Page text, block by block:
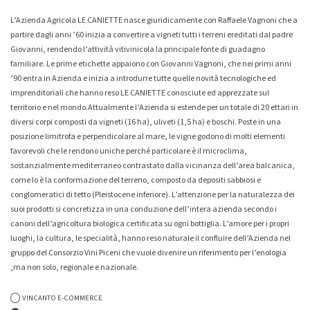
L’Azienda Agricola LE CANIETTE nasce giuridicamente con Raffaele Vagnoni che a
partire dagli anni ’60 inizia a convertire a vigneti tutti i terreni ereditati dal padre
Giovanni, rendendo l’attività vitivinicola la principale fonte di guadagno
familiare. Le prime etichette appaiono con Giovanni Vagnoni, che nei primi anni
’90 entra in Azienda e inizia a introdurre tutte quelle novità tecnologiche ed
imprenditoriali che hanno reso LE CANIETTE conosciute ed apprezzate sul
territorio e nel mondo.Attualmente l’Azienda si estende per un totale di 20 ettari in
diversi corpi composti da vigneti (16 ha), uliveti (1,5 ha) e boschi. Poste in una
posizione limitrofa e perpendicolare al mare, le vigne godono di molti elementi
favorevoli che le rendono uniche perché particolare è il microclima,
sostanzialmente mediterraneo contrastato dalla vicinanza dell’area balcanica,
come lo è la conformazione del terreno, composto da depositi sabbiosi e
conglomeratici di tetto (Pleistocene inferiore). L’attenzione per la naturalezza dei
suoi prodotti si concretizza in una conduzione dell’intera azienda secondo i
canoni dell’agricoltura biologica certificata su ogni bottiglia. L’amore per i propri
luoghi, la cultura, le specialità, hanno reso naturale il confluire dell’Azienda nel
gruppo del Consorzio Vini Piceni che vuole divenire un riferimento per l’enologia
,ma non solo, regionale e nazionale.
VINCANTO E-COMMERCE
-7%
Collio Malvasia Korsic 2023
16,20 € 15,00 €
-7%
Collio Ribolla Gialla Korsic
2022
16,20 € 15,00 €
Whisky & Whiskey